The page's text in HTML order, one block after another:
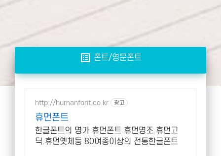
list_alt 폰트/영문폰트
http://humanfont.co.kr 광고
휴먼폰트
한글폰트의 명가 휴먼폰트 휴먼명조.휴먼고
딕.휴먼옛체등 80여종이상의 전통한글폰트